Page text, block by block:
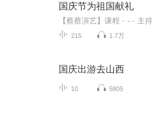
国庆节为祖国献礼
215 1.7万
国庆出游去山西
10 5805